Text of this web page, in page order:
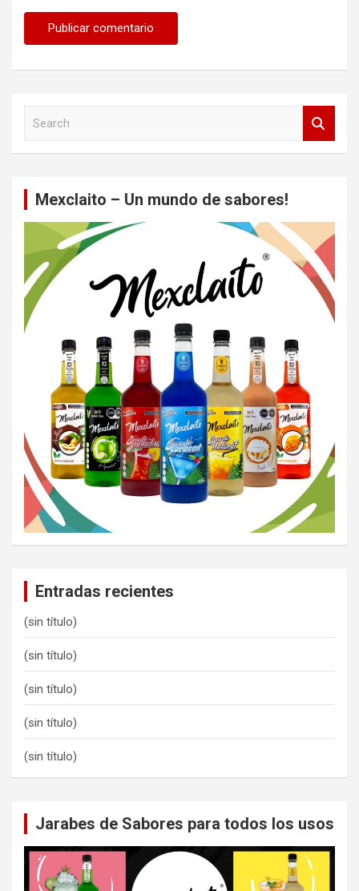
Mexclaito – Un mundo de sabores!
Entradas recientes
(sin título)
(sin título)
(sin título)
(sin título)
(sin título)
Jarabes de Sabores para todos los usos